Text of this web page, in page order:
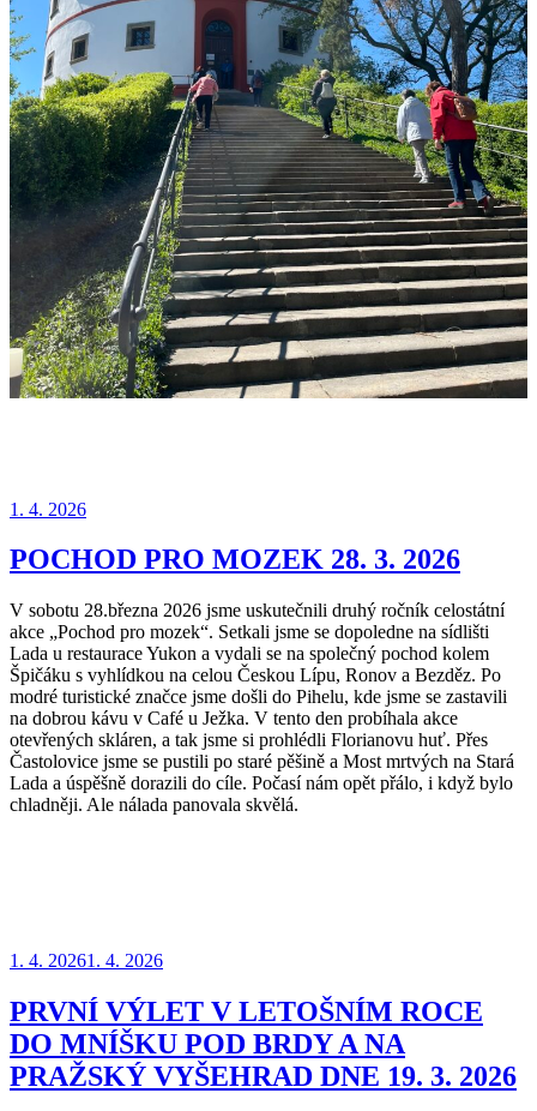
Publikováno
1. 4. 2026
POCHOD PRO MOZEK 28. 3. 2026
V sobotu 28.března 2026 jsme uskutečnili druhý ročník celostátní
akce „Pochod pro mozek“. Setkali jsme se dopoledne na sídlišti
Lada u restaurace Yukon a vydali se na společný pochod kolem
Špičáku s vyhlídkou na celou Českou Lípu, Ronov a Bezděz. Po
modré turistické značce jsme došli do Pihelu, kde jsme se zastavili
na dobrou kávu v Café u Ježka. V tento den probíhala akce
otevřených skláren, a tak jsme si prohlédli Florianovu huť. Přes
Častolovice jsme se pustili po staré pěšině a Most mrtvých na Stará
Lada a úspěšně dorazili do cíle. Počasí nám opět přálo, i když bylo
chladněji. Ale nálada panovala skvělá.
Publikováno
1. 4. 20261. 4. 2026
PRVNÍ VÝLET V LETOŠNÍM ROCE
DO MNÍŠKU POD BRDY A NA
PRAŽSKÝ VYŠEHRAD DNE 19. 3. 2026